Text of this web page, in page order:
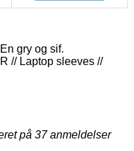
gry og sif.
// Laptop sleeves //
på 37anmeldelser